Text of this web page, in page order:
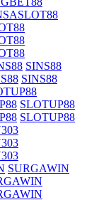
SINS88
SINS88
SLOTUP88
SLOTUP88
SURGAWIN